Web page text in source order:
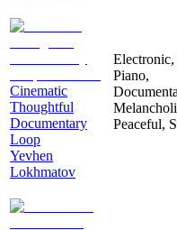
Cinematic
Thoughtful
Documentary
Loop
Yevhen
Lokhmatov
Electronic,
Piano,
Peaceful,